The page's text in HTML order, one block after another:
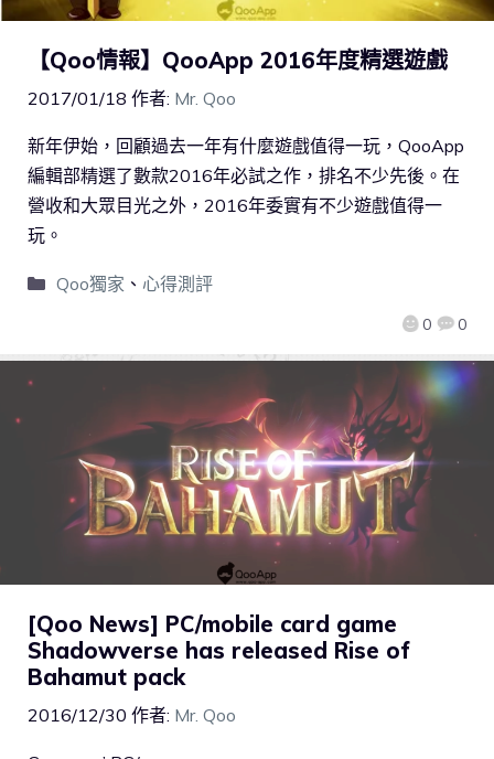
【Qoo情報】QooApp 2016年度精選遊戲
2017/01/18 作者: Mr. Qoo
0 0
新年伊始，回顧過去一年有什麼遊戲值得一玩，QooApp
編輯部精選了數款2016年必試之作，排名不少先後。在
營收和大眾目光之外，2016年委實有不少遊戲值得一
玩。
Qoo獨家 、 心得測評
[Qoo News] PC/mobile card game
Shadowverse has released Rise of
Bahamut pack
2016/12/30 作者: Mr. Qoo